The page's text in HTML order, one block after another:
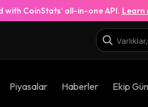
with CoinStats’ all-in-one API. Learn
Piyasalar Haberler Ekip